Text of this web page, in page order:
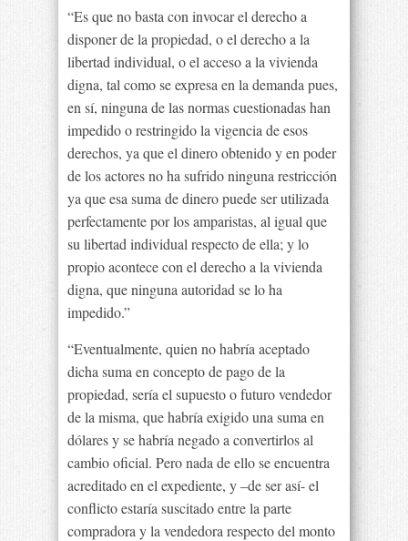
“Es que no basta con invocar el derecho a
disponer de la propiedad, o el derecho a la
libertad individual, o el acceso a la vivienda
digna, tal como se expresa en la demanda pues,
en sí, ninguna de las normas cuestionadas han
impedido o restringido la vigencia de esos
derechos, ya que el dinero obtenido y en poder
de los actores no ha sufrido ninguna restricción
ya que esa suma de dinero puede ser utilizada
perfectamente por los amparistas, al igual que
su libertad individual respecto de ella; y lo
propio acontece con el derecho a la vivienda
digna, que ninguna autoridad se lo ha
impedido.”
“Eventualmente, quien no habría aceptado
dicha suma en concepto de pago de la
propiedad, sería el supuesto o futuro vendedor
de la misma, que habría exigido una suma en
dólares y se habría negado a convertirlos al
cambio oficial. Pero nada de ello se encuentra
acreditado en el expediente, y –de ser así- el
conflicto estaría suscitado entre la parte
compradora y la vendedora respecto del monto